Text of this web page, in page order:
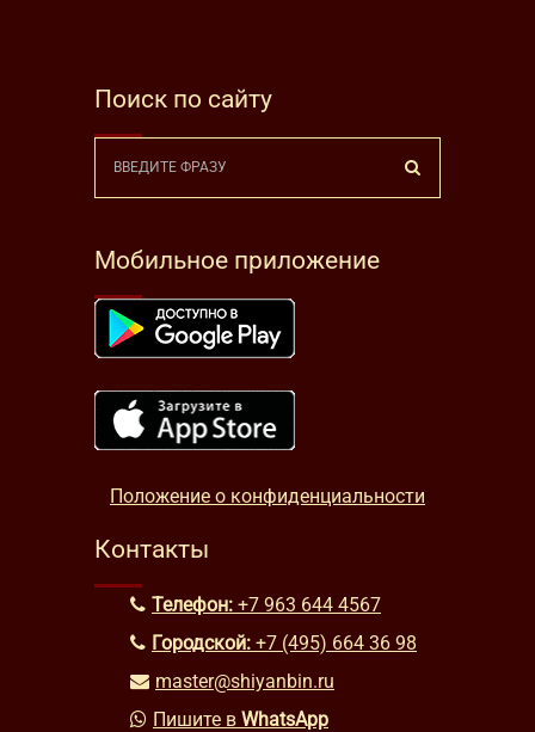
Поиск по сайту
Мобильное приложение
Положение о конфиденциальности
Контакты
Телефон: +7 963 644 4567
Городской: +7 (495) 664 36 98
master@shiyanbin.ru
Пишите в WhatsApp